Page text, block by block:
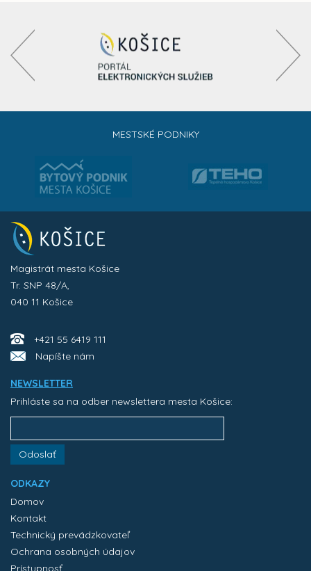
MESTSKÉ PODNIKY
Magistrát mesta Košice
Tr. SNP 48/A,
040 11 Košice
+421 55 6419 111
Napíšte nám
NEWSLETTER
Prihláste sa na odber newslettera mesta Košice:
Odoslať
ODKAZY
Domov
Kontakt
Technický prevádzkovateľ
Ochrana osobných údajov
Prístupnosť